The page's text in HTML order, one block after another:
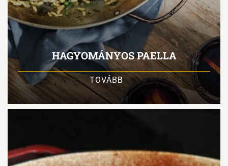
HAGYOMÁNYOS PAELLA
TOVÁBB